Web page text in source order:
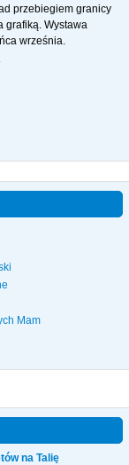
przebiegiem granicy
grafiką. Wystawa
września.
Mam
na Talię